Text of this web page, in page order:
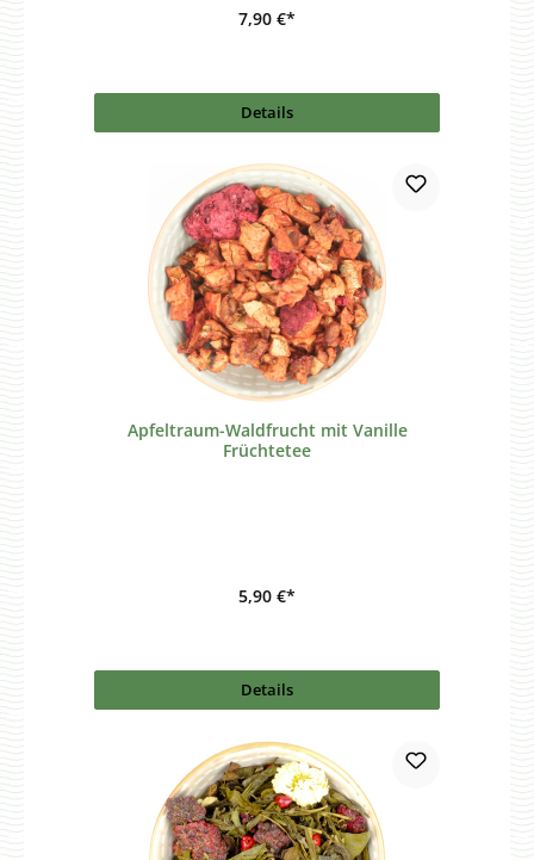
7,90 €*
Details
Apfeltraum-Waldfrucht mit Vanille
Früchtetee
5,90 €*
Details